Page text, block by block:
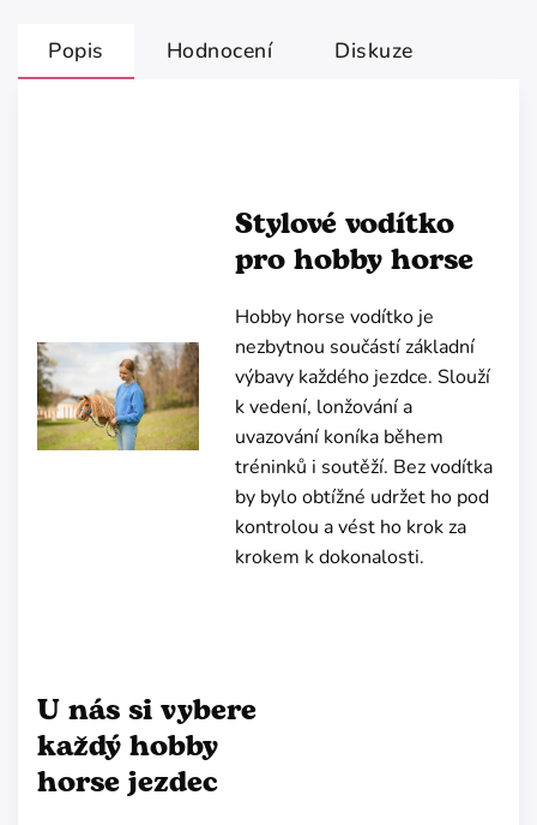
Popis Hodnocení Diskuze
Stylové vodítko
pro hobby horse
Hobby horse vodítko je
nezbytnou součástí základní
výbavy každého jezdce. Slouží
k vedení, lonžování a
uvazování koníka během
tréninků i soutěží. Bez vodítka
by bylo obtížné udržet ho pod
kontrolou a vést ho krok za
krokem k dokonalosti.
U nás si vybere
každý hobby
horse jezdec